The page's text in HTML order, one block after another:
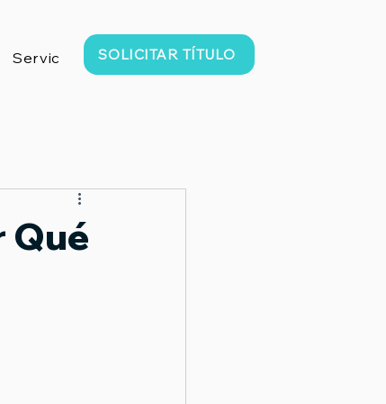
Servicios Preguntas Frecuentes
SOLICITAR TÍTULO
Qué